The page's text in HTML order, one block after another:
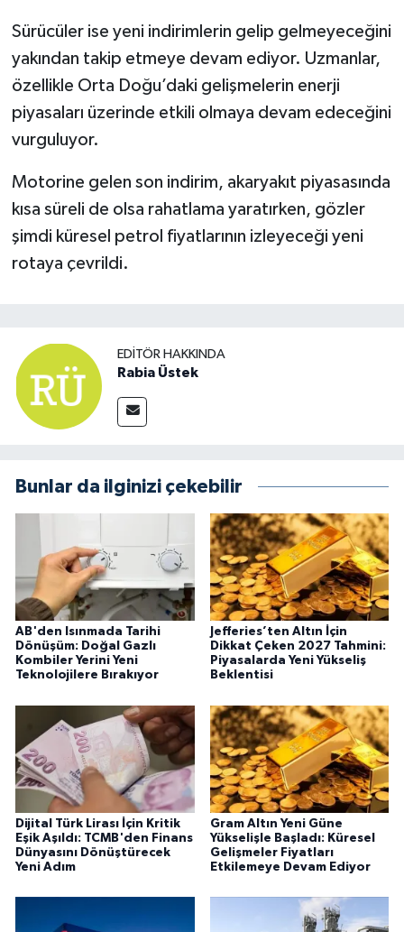
Sürücüler ise yeni indirimlerin gelip gelmeyeceğini
yakından takip etmeye devam ediyor. Uzmanlar,
özellikle Orta Doğu’daki gelişmelerin enerji
piyasaları üzerinde etkili olmaya devam edeceğini
vurguluyor.
Motorine gelen son indirim, akaryakıt piyasasında
kısa süreli de olsa rahatlama yaratırken, gözler
şimdi küresel petrol fiyatlarının izleyeceği yeni
rotaya çevrildi.
EDITÖR HAKKINDA
Rabia Üstek
Bunlar da ilginizi çekebilir
AB'den Isınmada Tarihi
Dönüşüm: Doğal Gazlı
Kombiler Yerini Yeni
Teknolojilere Bırakıyor
Jefferies’ten Altın İçin
Dikkat Çeken 2027 Tahmini:
Piyasalarda Yeni Yükseliş
Beklentisi
Dijital Türk Lirası İçin Kritik
Eşik Aşıldı: TCMB'den Finans
Dünyasını Dönüştürecek
Yeni Adım
Gram Altın Yeni Güne
Yükselişle Başladı: Küresel
Gelişmeler Fiyatları
Etkilemeye Devam Ediyor